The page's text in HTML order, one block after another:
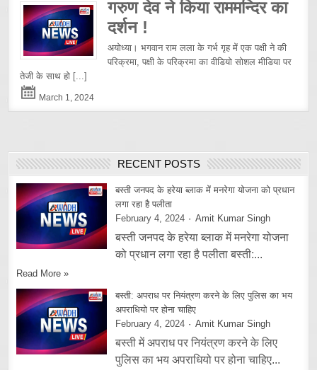
गरुण देव ने किया राममन्दिर का
दर्शन !
अयोध्या। भगवान राम लला के गर्भ गृह में एक पक्षी ने की
परिक्रमा, पक्षी के परिक्रमा का वीडियो सोशल मीडिया पर
तेजी के साथ हो [...]
March 1, 2024
RECENT POSTS
बस्ती जनपद के हरेया ब्लाक में मनरेगा योजना को प्रधान
लगा रहा है पलीता
February 4, 2024
Amit Kumar Singh
बस्ती जनपद के हरेया ब्लाक में मनरेगा योजना
को प्रधान लगा रहा है पलीता बस्ती:...
Read More »
बस्ती: अपराध पर नियंत्रण करने के लिए पुलिस का भय
अपराधियो पर होना चाहिए
February 4, 2024
Amit Kumar Singh
बस्ती में अपराध पर नियंत्रण करने के लिए
पुलिस का भय अपराधियो पर होना चाहिए...